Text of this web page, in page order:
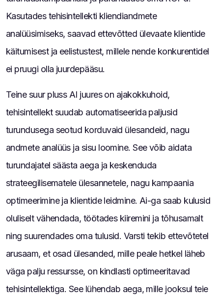
Kasutades tehisintellekti kliendiandmete
analüüsimiseks, saavad ettevõtted ülevaate klientide
käitumisest ja eelistustest, millele nende konkurentidel
ei pruugi olla juurdepääsu.
Teine suur pluss AI juures on ajakokkuhoid,
tehisintellekt suudab automatiseerida paljusid
turundusega seotud korduvaid ülesandeid, nagu
andmete analüüs ja sisu loomine. See võib aidata
turundajatel säästa aega ja keskenduda
strateegilisematele ülesannetele, nagu kampaania
optimeerimine ja klientide leidmine. Ai-ga saab kulusid
oluliselt vähendada, töötades kiiremini ja tõhusamalt
ning suurendades oma tulusid. Varsti tekib ettevõtetel
arusaam, et osad ülesanded, mille peale hetkel läheb
väga palju ressursse, on kindlasti optimeeritavad
tehisintellektiga. See lühendab aega, mille jooksul teie